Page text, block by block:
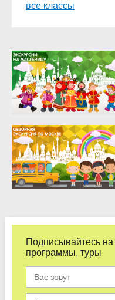
9 класс
все классы
Подписывайтесь на
программы, туры